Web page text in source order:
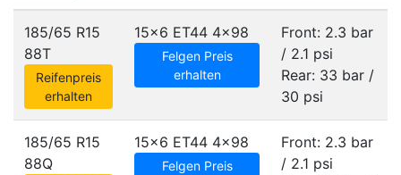
185/65 R15
88T
Reifenpreis
erhalten
15x6 ET44 4x98
Felgen Preis
erhalten
Front: 2.3 bar
/ 2.1 psi
Rear: 33 bar /
30 psi
185/65 R15
88Q
15x6 ET44 4x98
Felgen Preis
Front: 2.3 bar
/ 2.1 psi